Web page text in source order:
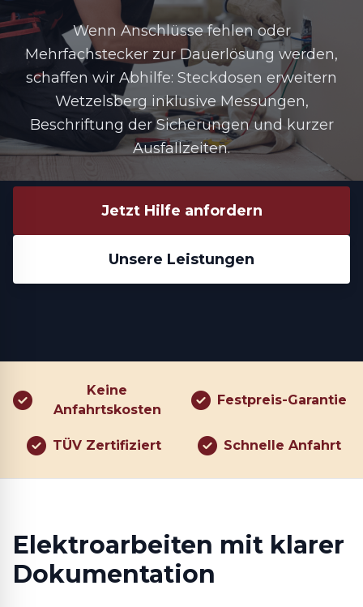
Wenn Anschlüsse fehlen oder
Mehrfachstecker zur Dauerlösung werden,
schaffen wir Abhilfe: Steckdosen erweitern
Wetzelsberg inklusive Messungen,
Beschriftung der Sicherungen und kurzer
Ausfallzeiten.
Jetzt Hilfe anfordern
Unsere Leistungen
Keine
Anfahrtskosten
Festpreis-Garantie
TÜV Zertifiziert Schnelle Anfahrt
Elektroarbeiten mit klarer
Dokumentation